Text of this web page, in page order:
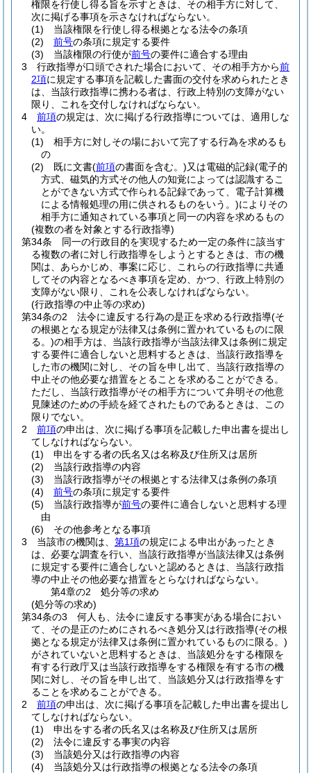
権限を行使し得る旨を示すときは、その相手方に対して、
次に掲げる事項を示さなければならない。
(1)
当該権限を行使し得る根拠となる法令の条項
(2)
前号の条項に規定する要件
(3)
当該権限の行使が前号の要件に適合する理由
3
行政指導が口頭でされた場合において、その相手方から前
2項に規定する事項を記載した書面の交付を求められたとき
は、当該行政指導に携わる者は、行政上特別の支障がない
限り、これを交付しなければならない。
4
前項の規定は、次に掲げる行政指導については、適用しな
い。
(1)
相手方に対しその場において完了する行為を求めるも
の
(2)
既に文書(前項の書面を含む。)又は電磁的記録(電子的
方式、磁気的方式その他人の知覚によっては認識するこ
とができない方式で作られる記録であって、電子計算機
による情報処理の用に供されるものをいう。)によりその
相手方に通知されている事項と同一の内容を求めるもの
(複数の者を対象とする行政指導)
第34条
同一の行政目的を実現するため一定の条件に該当す
る複数の者に対し行政指導をしようとするときは、市の機
関は、あらかじめ、事案に応じ、これらの行政指導に共通
してその内容となるべき事項を定め、かつ、行政上特別の
支障がない限り、これを公表しなければならない。
(行政指導の中止等の求め)
第34条の2
法令に違反する行為の是正を求める行政指導(そ
の根拠となる規定が法律又は条例に置かれているものに限
る。)の相手方は、当該行政指導が当該法律又は条例に規定
する要件に適合しないと思料するときは、当該行政指導を
した市の機関に対し、その旨を申し出て、当該行政指導の
中止その他必要な措置をとることを求めることができる。
ただし、当該行政指導がその相手方について弁明その他意
見陳述のための手続を経てされたものであるときは、この
限りでない。
2
前項の申出は、次に掲げる事項を記載した申出書を提出し
てしなければならない。
(1)
申出をする者の氏名又は名称及び住所又は居所
(2)
当該行政指導の内容
(3)
当該行政指導がその根拠とする法律又は条例の条項
(4)
前号の条項に規定する要件
(5)
当該行政指導が前号の要件に適合しないと思料する理
由
(6)
その他参考となる事項
3
当該市の機関は、 第1項の規定による申出があったとき
は、必要な調査を行い、当該行政指導が当該法律又は条例
に規定する要件に適合しないと認めるときは、当該行政指
導の中止その他必要な措置をとらなければならない。
第4章の2
処分等の求め
(処分等の求め)
第34条の3
何人も、法令に違反する事実がある場合におい
て、その是正のためにされるべき処分又は行政指導(その根
拠となる規定が法律又は条例に置かれているものに限る。)
がされていないと思料するときは、当該処分をする権限を
有する行政庁又は当該行政指導をする権限を有する市の機
関に対し、その旨を申し出て、当該処分又は行政指導をす
ることを求めることができる。
2
前項の申出は、次に掲げる事項を記載した申出書を提出し
てしなければならない。
(1)
申出をする者の氏名又は名称及び住所又は居所
(2)
法令に違反する事実の内容
(3)
当該処分又は行政指導の内容
(4)
当該処分又は行政指導の根拠となる法令の条項